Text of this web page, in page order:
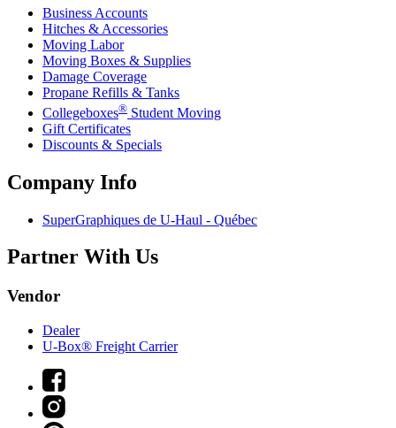
Business Accounts
Hitches & Accessories
Moving Labor
Moving Boxes & Supplies
Damage Coverage
Propane Refills & Tanks
Collegeboxes® Student Moving
Gift Certificates
Discounts & Specials
Company Info
SuperGraphiques de U-Haul - Québec
Partner With Us
Vendor
Dealer
U-Box® Freight Carrier